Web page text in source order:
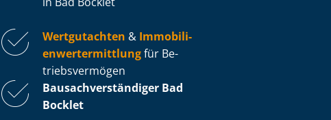
Wertgutachten & Im­mo­bi­li­
en­wert­ermitt­lungfür Be­
triebs­ver­mö­gen
Bau­sach­ver­stän­di­ger Bad
Bocklet